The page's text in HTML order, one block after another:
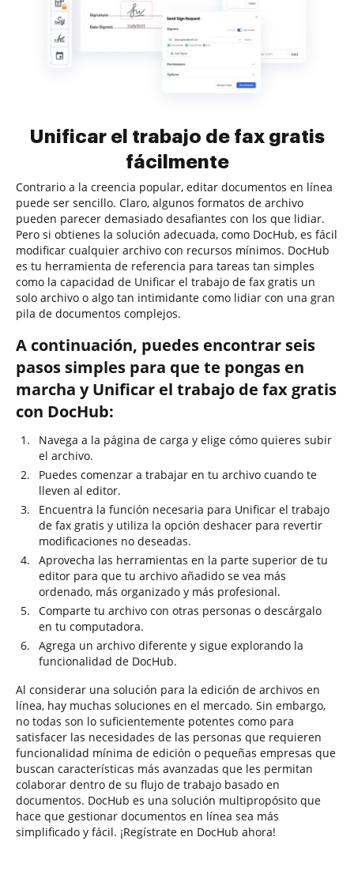
Unificar el trabajo de fax gratis
fácilmente
Contrario a la creencia popular, editar documentos en línea
puede ser sencillo. Claro, algunos formatos de archivo
pueden parecer demasiado desafiantes con los que lidiar.
Pero si obtienes la solución adecuada, como DocHub, es fácil
modificar cualquier archivo con recursos mínimos. DocHub
es tu herramienta de referencia para tareas tan simples
como la capacidad de Unificar el trabajo de fax gratis un
solo archivo o algo tan intimidante como lidiar con una gran
pila de documentos complejos.
A continuación, puedes encontrar seis
pasos simples para que te pongas en
marcha y Unificar el trabajo de fax gratis
con DocHub:
Navega a la página de carga y elige cómo quieres subir
el archivo.
Puedes comenzar a trabajar en tu archivo cuando te
lleven al editor.
Encuentra la función necesaria para Unificar el trabajo
de fax gratis y utiliza la opción deshacer para revertir
modificaciones no deseadas.
Aprovecha las herramientas en la parte superior de tu
editor para que tu archivo añadido se vea más
ordenado, más organizado y más profesional.
Comparte tu archivo con otras personas o descárgalo
en tu computadora.
Agrega un archivo diferente y sigue explorando la
funcionalidad de DocHub.
Al considerar una solución para la edición de archivos en
línea, hay muchas soluciones en el mercado. Sin embargo,
no todas son lo suficientemente potentes como para
satisfacer las necesidades de las personas que requieren
funcionalidad mínima de edición o pequeñas empresas que
buscan características más avanzadas que les permitan
colaborar dentro de su flujo de trabajo basado en
documentos. DocHub es una solución multipropósito que
hace que gestionar documentos en línea sea más
simplificado y fácil. ¡Regístrate en DocHub ahora!